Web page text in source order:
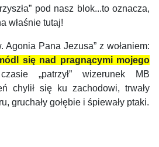
pod nasz blok...to oznacza,
właśnie tutaj!
Pana Jezusa”z wołaniem:
się nad pragnącymi mojego
„patrzył”wizerunek
MB
chylił się ku zachodowi, trwały
u, gruchały gołębie i śpiewały ptaki.